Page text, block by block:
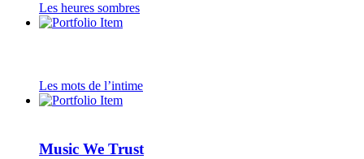
Les heures sombres
Les mots de l’intime
Music We Trust